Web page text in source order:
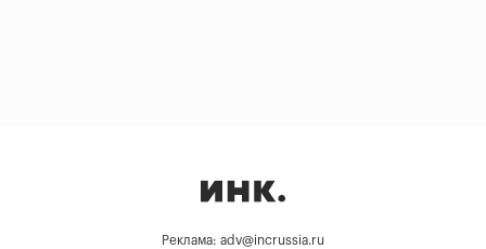
Реклама: adv@incrussia.ru